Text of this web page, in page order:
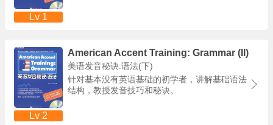
Lv 1
Lv 2
American Accent Training: Grammar (II)
美语发音秘诀:语法(下)
针对基本没有英语基础的初学者，讲解基础语法
结构，教授发音技巧和秘诀。